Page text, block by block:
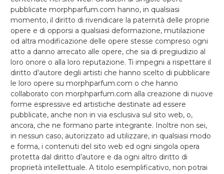
pubblicate morphparfum.com hanno, in qualsiasi
momento, il diritto di rivendicare la paternità delle proprie
opere e di opporsi a qualsiasi deformazione, mutilazione
od altra modificazione delle opere stesse compreso ogni
atto a danno arrecato alle opere, che sia di pregiudizio al
loro onore o alla loro reputazione. Ti impegni a rispettare il
diritto d’autore degli artisti che hanno scelto di pubblicare
le loro opere su morphparfum.com o che hanno
collaborato con morphparfum.com alla creazione di nuove
forme espressive ed artistiche destinate ad essere
pubblicate, anche non in via esclusiva sul sito web, o,
ancora, che ne formano parte integrante. Inoltre non sei,
in nessun caso, autorizzato ad utilizzare, in qualsiasi modo
e forma, i contenuti del sito web ed ogni singola opera
protetta dal diritto d’autore e da ogni altro diritto di
proprietà intellettuale. A titolo esemplificativo, non potrai